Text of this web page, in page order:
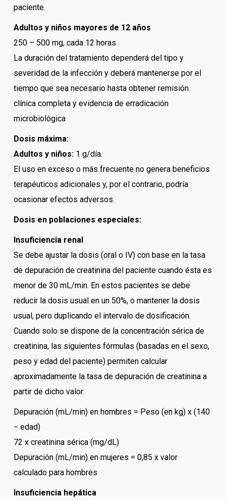
paciente.
Adultos y niños mayores de 12 años
250 – 500 mg, cada 12 horas
La duración del tratamiento dependerá del tipo y
severidad de la infección y deberá mantenerse por el
tiempo que sea necesario hasta obtener remisión
clínica completa y evidencia de erradicación
microbiológica
Dosis máxima:
Adultos y niños:1 g/día.
El uso en exceso o más frecuente no genera beneficios
terapéuticos adicionales y, por el contrario, podría
ocasionar efectos adversos.
Dosis en poblaciones especiales:
Insuficiencia renal
Se debe ajustar la dosis (oral o IV) con base en la tasa
de depuración de creatinina del paciente cuando ésta es
menor de 30 mL/min. En estos pacientes se debe
reducir la dosis usual en un 50%, o mantener la dosis
usual, pero duplicando el intervalo de dosificación.
Cuando solo se dispone de la concentración sérica de
creatinina, las siguientes fórmulas (basadas en el sexo,
peso y edad del paciente) permiten calcular
aproximadamente la tasa de depuración de creatinina a
partir de dicho valor:
Depuración (mL/min) en hombres = Peso (en kg) x (140
− edad)
72 x creatinina sérica (mg/dL)
Depuración (mL/min) en mujeres = 0,85 x valor
calculado para hombres
Insuficiencia hepática